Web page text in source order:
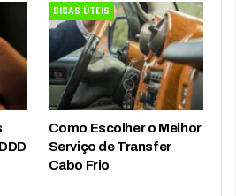
DICAS ÚTEIS
Como Escolher o Melhor
Serviço de Transfer
Cabo Frio